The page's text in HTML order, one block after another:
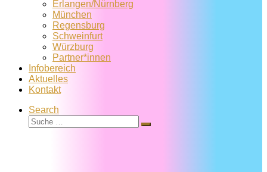
Erlangen/Nürnberg
München
Regensburg
Schweinfurt
Würzburg
Partner*innen
Infobereich
Aktuelles
Kontakt
Search
Suche
Suche